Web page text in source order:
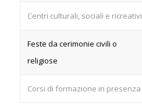
Centri culturali, sociali e ricreativi
Feste da cerimonie civili o
religiose
Corsi di formazione in presenza